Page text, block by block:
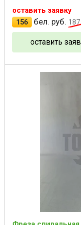
оставить заявку
156
бел. руб. 187
оставить